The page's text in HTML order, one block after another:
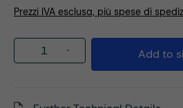
Prezzi IVA esclusa, più spese di
Product Quantity:Add to